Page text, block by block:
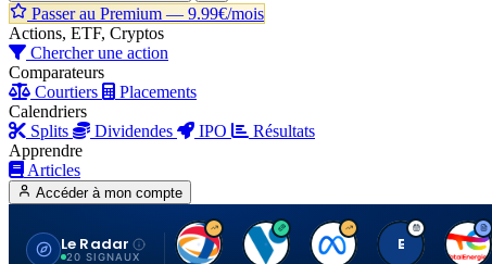
Passer au Premium — 9.99€/mois
Actions, ETF, Cryptos
Chercher une action
Comparateurs
Courtiers
Placements
Calendriers
Splits
Dividendes IPO
Résultats
Apprendre
Articles
Accéder à mon compte
Le Radar
20 SIGNAUX
T V M E T